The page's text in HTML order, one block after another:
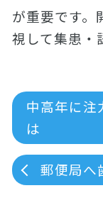
が重要です。
視して集患・
中高年に注
は
郵便局へ